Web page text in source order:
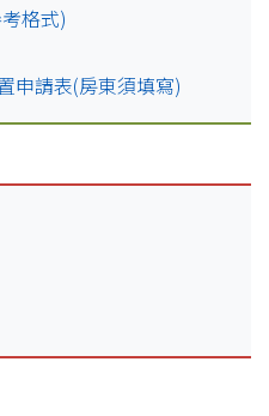
格式)
申請表(房東須填寫)